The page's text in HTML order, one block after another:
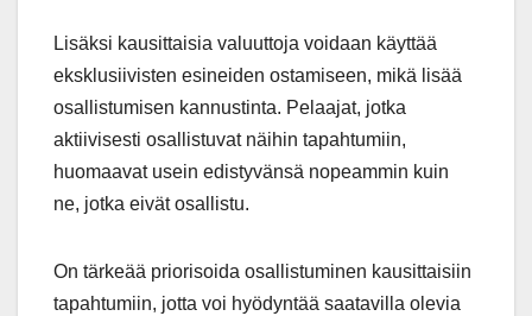
Lisäksi kausittaisia valuuttoja voidaan käyttää
eksklusiivisten esineiden ostamiseen, mikä lisää
osallistumisen kannustinta. Pelaajat, jotka
aktiivisesti osallistuvat näihin tapahtumiin,
huomaavat usein edistyvänsä nopeammin kuin
ne, jotka eivät osallistu.
On tärkeää priorisoida osallistuminen kausittaisiin
tapahtumiin, jotta voi hyödyntää saatavilla olevia